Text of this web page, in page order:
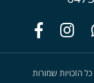
כל הזכויות שמורות